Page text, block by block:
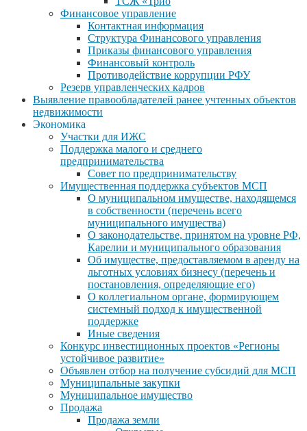
Финансовое управление
Контактная информация
Структура Финансового управления
Приказы финансового управления
Финансовый контроль
Противодействие коррупции РФУ
Резерв управленческих кадров
Выявление правообладателей ранее учтенных объектов
недвижимости
Экономика
Участки для ИЖС
Поддержка малого и среднего
предпринимательства
Совет по предпринимательству
Имущественная поддержка субъектов МСП
О муниципальном имуществе, находящемся
в собственности (перечень всего
муниципального имущества)
О законодательстве, принятом на уровне РФ,
Карелии и муниципального образования
Об имуществе, предоставляемом в аренду на
льготных условиях бизнесу (перечень и
постановления, определяющие его)
О коллегиальном органе, формирующем
системный подход к имущественной
поддержке
Иные сведения
Конкурс инвестиционных проектов «Регионы
устойчивое развитие»
Объявлен отбор на получение субсидий для МСП
Муниципальные закупки
Муниципальное имущество
Продажа
Продажа земли